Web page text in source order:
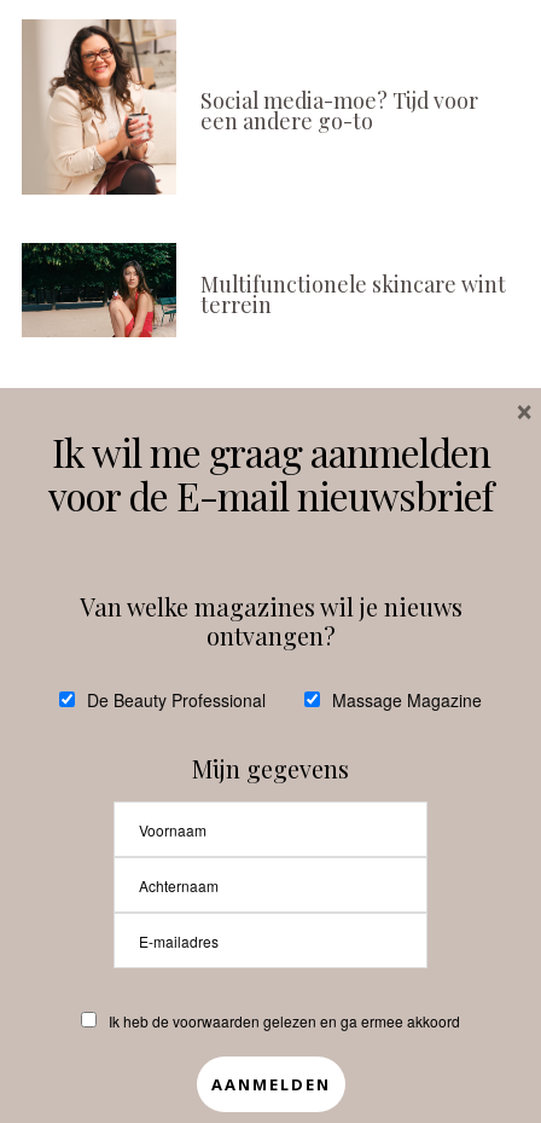
Social media-moe? Tijd voor
een andere go-to
Multifunctionele skincare wint
terrein
Instagram Facebook
debeautyprofessional
Beauty-Pro.nl
Abonneren Contact
APP
Ik wil me graag aanmelden
voor de E-mail nieuwsbrief
Van welke magazines wil je nieuws
ontvangen?
De Beauty Professional Massage Magazine
Mijn gegevens
Ik heb de voorwaarden gelezen en ga ermee akkoord
×